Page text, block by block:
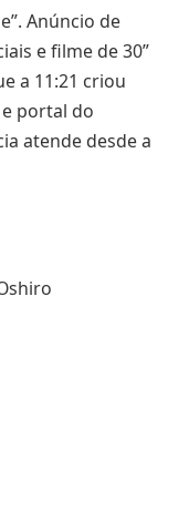
Anúncio de
e filme de 30”
a 11:21 criou
portal do
atende desde a